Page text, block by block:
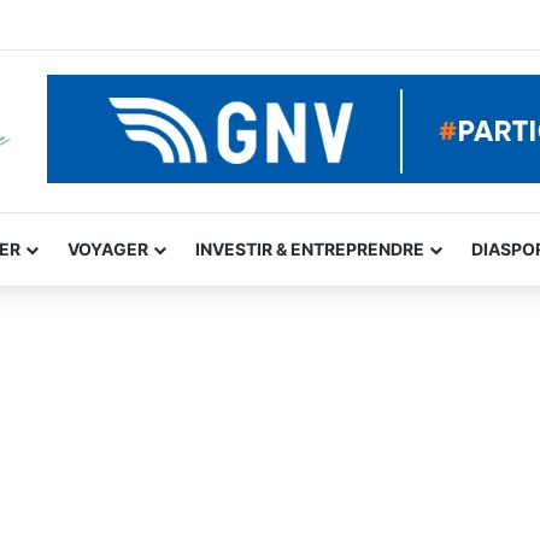
VOYAGER INVESTIR & ENTREPRENDRE